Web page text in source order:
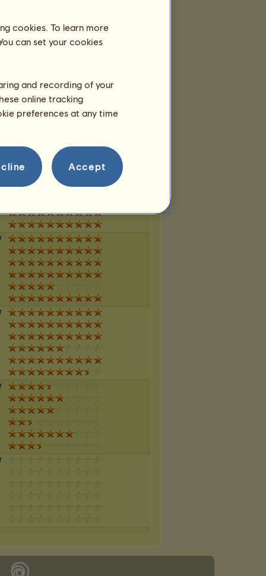
cookies. To learn more
can set your cookies
and recording of your
online tracking
preferences at any time
Accept